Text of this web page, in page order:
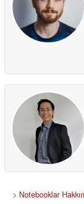
> Notebooklar